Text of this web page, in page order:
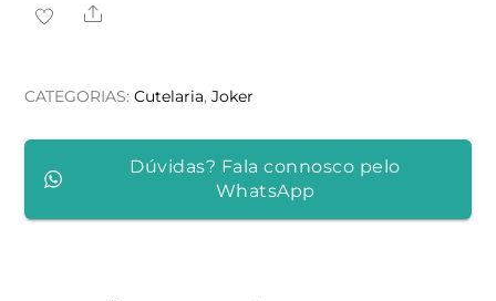
NAVALHA
ABERTURA
MANUAL,
Share
CATEGORIAS:Cutelaria,Joker
Dúvidas? Fala connosco pelo
WhatsApp